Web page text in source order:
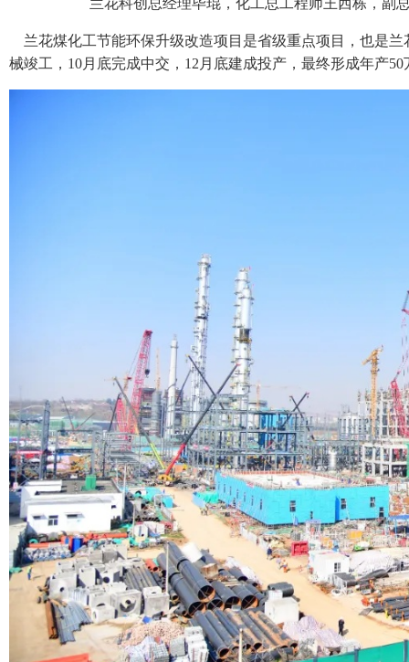
兰花煤化工节能环保升级改造项目是省级重点项目，也是
械竣工，10月底完成中交，12月底建成投产，最终形成年产